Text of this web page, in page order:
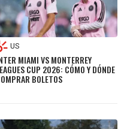
US
MIAMI VS MONTERREY
CUP 2026: CÓMO Y DÓNDE
BOLETOS